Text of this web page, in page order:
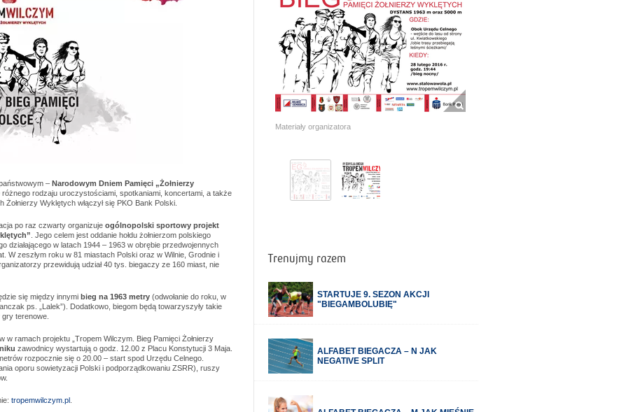
– Narodowym Dniem Pamięci „Żołnierzy
różnego rodzaju uroczystościami, spotkaniami, koncertami, a także
Wyklętych włączył się PKO Bank Polski.
po raz czwarty organizuje ogólnopolski sportowy projekt
. Jego celem jest oddanie hołdu żołnierzom polskiego
działającego w latach 1944 – 1963 w obrębie przedwojennych
W zeszłym roku w 81 miastach Polski oraz w Wilnie, Grodnie i
przewidują udział 40 tys. biegaczy ze 160 miast, nie
się między innymi bieg na 1963 metry (odwołanie do roku, w
ps. „Lalek”). Dodatkowo, biegom będą towarzyszyły takie
terenowe.
w ramach projektu „Tropem Wilczym. Bieg Pamięci Żołnierzy
zawodnicy wystartują o godz. 12.00 z Placu Konstytucji 3 Maja.
rozpocznie się o 20.00 – start spod Urzędu Celnego.
oporu sowietyzacji Polski i podporządkowaniu ZSRR), ruszy
tropemwilczym.pl
Materiały organizatora
Trenujmy razem
STARTUJE 9. SEZON AKCJI
"BIEGAMBOLUBIĘ"
ALFABET BIEGACZA – N JAK
NEGATIVE SPLIT